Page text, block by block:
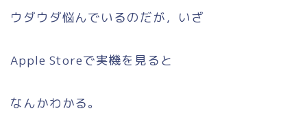
ウダウダ悩んでいるのだが，いざ
Apple Storeで実機を見ると
なんかわかる。